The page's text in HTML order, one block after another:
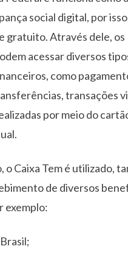
social digital, por
gratuito. Através dele, os
acessar diversos
como
transações
por meio do
o Caixa Tem é utilizado,
de diversos
exemplo: